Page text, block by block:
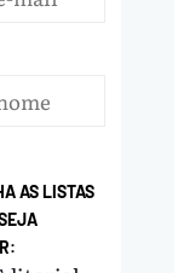
AS LISTAS